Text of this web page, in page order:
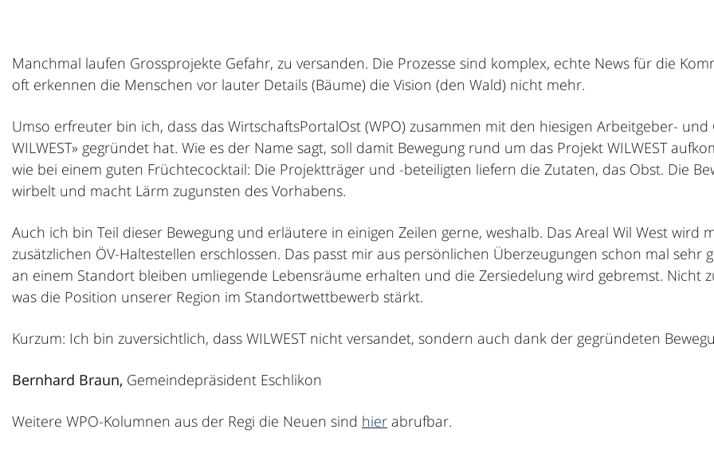
Manchmal laufen Grossprojekte Gefahr, zu versanden. Die Prozesse sind komplex, echte News für die
oft erkennen die Menschen vor lauter Details (Bäume) die Vision (den Wald) nicht mehr.
Umso erfreuter bin ich, dass das WirtschaftsPortalOst (WPO) zusammen mit den hiesigen Arbeitgeber-
WILWEST» gegründet hat. Wie es der Name sagt, soll damit Bewegung rund um das Projekt WILWEST
wie bei einem guten Früchtecocktail: Die Projektträger und -beteiligten liefern die Zutaten, das Obst. Die
wirbelt und macht Lärm zugunsten des Vorhabens.
Auch ich bin Teil dieser Bewegung und erläutere in einigen Zeilen gerne, weshalb. Das Areal Wil West wird
zusätzlichen ÖV-Haltestellen erschlossen. Das passt mir aus persönlichen Überzeugungen schon mal
an einem Standort bleiben umliegende Lebensräume erhalten und die Zersiedelung wird gebremst. Nicht
was die Position unserer Region im Standortwettbewerb stärkt.
Kurzum: Ich bin zuversichtlich, dass WILWEST nicht versandet, sondern auch dank der gegründeten
Bernhard Braun, Gemeindepräsident Eschlikon
Weitere WPO-Kolumnen aus der Regi die Neuen sind hier abrufbar.